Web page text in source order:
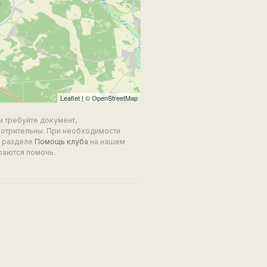
Leaflet | ©OpenStreetMap
документ,
При необходимости
разделе Помощь клуба на нашем
помочь.